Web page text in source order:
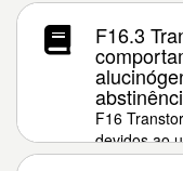
F16.3
F16
devidos ao